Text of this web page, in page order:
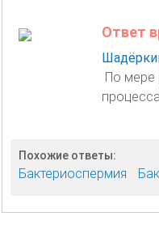
Ответ
По мере
Похожие ответы:
Бактериоспермия